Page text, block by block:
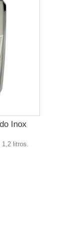
Inox
1,2 litros.